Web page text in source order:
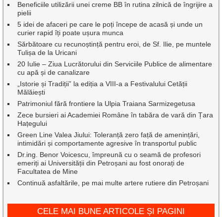
Beneficiile utilizării unei creme BB în rutina zilnică de îngrijire a
pielii
5 idei de afaceri pe care le poți începe de acasă și unde un
curier rapid îți poate ușura munca
Sărbătoare cu recunoștință pentru eroi, de Sf. Ilie, pe muntele
Tulișa de la Uricani
20 Iulie – Ziua Lucrătorului din Serviciile Publice de alimentare
cu apă și de canalizare
„Istorie și Tradiții” la ediția a VIII-a a Festivalului Cetății
Mălăiești
Patrimoniul fără frontiere la Ulpia Traiana Sarmizegetusa
Zece bursieri ai Academiei Române în tabăra de vară din Țara
Hațegului
Green Line Valea Jiului: Toleranță zero față de amenințări,
intimidări și comportamente agresive în transportul public
Dr.ing. Benor Voicescu, împreună cu o seamă de profesori
emeriți ai Universității din Petroșani au fost onorați de
Facultatea de Mine
Continuă asfaltările, pe mai multe artere rutiere din Petroșani
CELE MAI BUNE ARTICOLE ȘI PAGINI